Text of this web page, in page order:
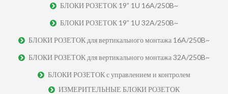
БЛОКИ РОЗЕТОК 19” 1U 16A/250B~
БЛОКИ РОЗЕТОК 19” 1U 32A/250B~
БЛОКИ РОЗЕТОК для вертикального монтажа 16A/250B~
БЛОКИ РОЗЕТОК для вертикального монтажа 32A/250B~
БЛОКИ РОЗЕТОК с управлением и контролем
ИЗМЕРИТЕЛЬНЫЕ БЛОКИ РОЗЕТОК